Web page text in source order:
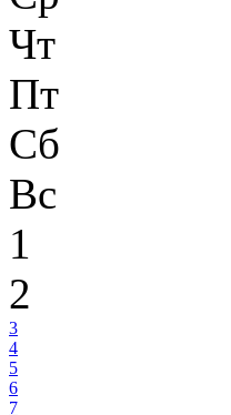
Чт
Пт
Сб
Вс
1
2
3
4
5
6
7